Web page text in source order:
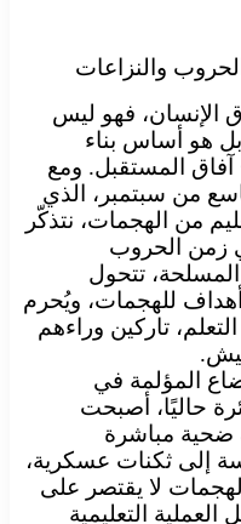
والنزاعات
الإنسان، فهو ليس
هو أساس بناء
آفاق المستقبل. ومع
من سبتمبر، الذي
من الهجمات، نتذكّر
زمن الحروب
تتحول
للهجمات، ويُحرم
تاركين وراءهم
المؤلمة في
حاليًا، أصبحت
ضحية مباشرة
إلى ثكنات عسكرية،
لا يقتصر على
التعليمية